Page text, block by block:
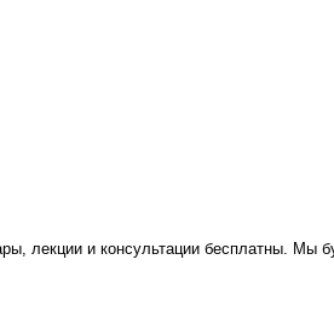
лекции и консультации бесплатны. Мы